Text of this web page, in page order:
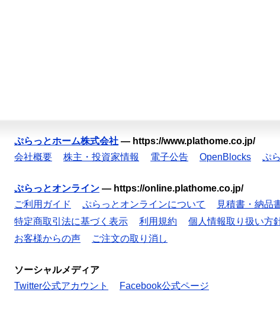
ぷらっとホーム株式会社 — https://www.plathome.co.jp/
会社概要
株主・投資家情報 電子公告 OpenBlocks ぷ
ぷらっとオンライン — https://online.plathome.co.jp/
ご利用ガイド
ぷらっとオンラインについて 見積書・納品
特定商取引法に基づく表示
利用規約 個人情報取り扱い方
お客様からの声
ご注文の取り消し
ソーシャルメディア
Twitter公式アカウント
Facebook公式ページ